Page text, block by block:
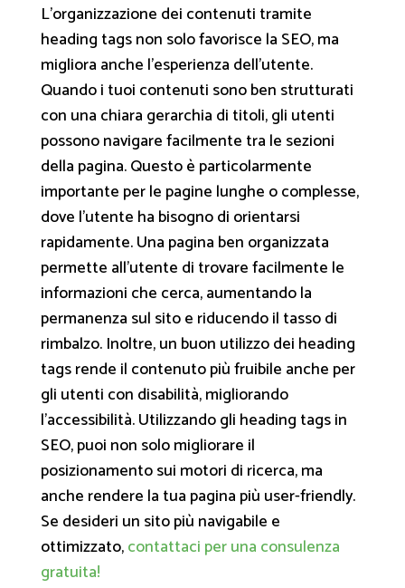
L’organizzazione dei contenuti tramite
heading tags non solo favorisce la SEO, ma
migliora anche l’esperienza dell’utente.
Quando i tuoi contenuti sono ben strutturati
con una chiara gerarchia di titoli, gli utenti
possono navigare facilmente tra le sezioni
della pagina. Questo è particolarmente
importante per le pagine lunghe o complesse,
dove l'utente ha bisogno di orientarsi
rapidamente. Una pagina ben organizzata
permette all'utente di trovare facilmente le
informazioni che cerca, aumentando la
permanenza sul sito e riducendo il tasso di
rimbalzo. Inoltre, un buon utilizzo dei heading
tags rende il contenuto più fruibile anche per
gli utenti con disabilità, migliorando
l’accessibilità. Utilizzando gli heading tags in
SEO, puoi non solo migliorare il
posizionamento sui motori di ricerca, ma
anche rendere la tua pagina più user-friendly.
Se desideri un sito più navigabile e
ottimizzato,contattaci per una consulenza
gratuita!